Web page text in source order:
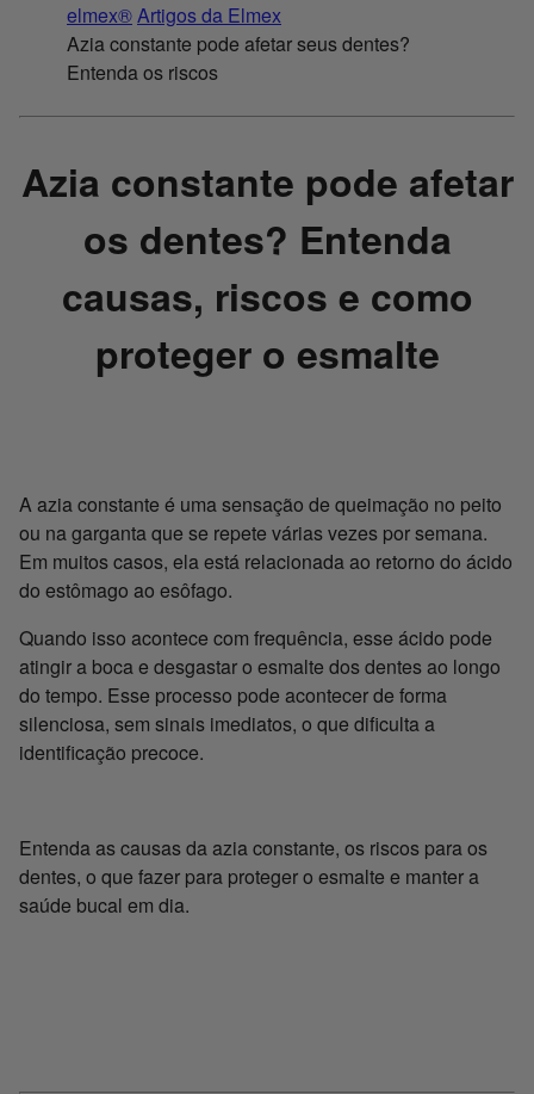
elmex®Artigos da Elmex
Azia constante pode afetar seus dentes?
Entenda os riscos
Azia constante pode afetar
os dentes? Entenda
causas, riscos e como
proteger o esmalte
A azia constante é uma sensação de queimação no peito
ou na garganta que se repete várias vezes por semana.
Em muitos casos, ela está relacionada ao retorno do ácido
do estômago ao esôfago.
Quando isso acontece com frequência, esse ácido pode
atingir a boca e desgastar o esmalte dos dentes ao longo
do tempo. Esse processo pode acontecer de forma
silenciosa, sem sinais imediatos, o que dificulta a
identificação precoce.
Entenda as causas da azia constante, os riscos para os
dentes, o que fazer para proteger o esmalte e manter a
saúde bucal em dia.